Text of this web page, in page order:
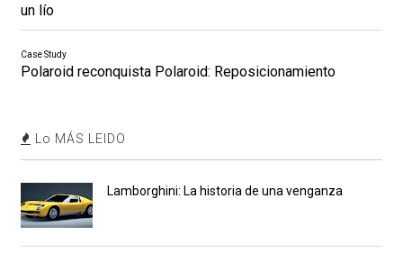
un lío
Case Study
Polaroid reconquista Polaroid: Reposicionamiento
Lo MÁS LEIDO
Lamborghini: La historia de una venganza